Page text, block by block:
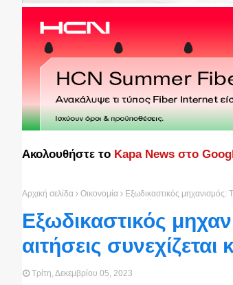
Ακολουθήστε το Kapa News στο
Αρχική σελίδα Οικονομία Εξωδικαστικός μηχανισμός:
Εξωδικαστικός
αιτήσεις
Τρίτη, Δεκεμβρίου 05, 2023